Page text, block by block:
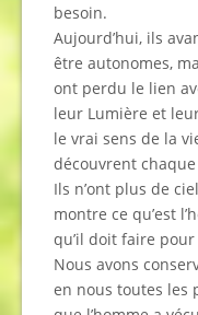
besoin.
Aujourd’hui, ils
être autonomes,
ont perdu le lien
leur Lumière et
le vrai sens de la
découvrent chaque
Ils n’ont plus de
montre ce qu’est
qu’il doit faire pour
Nous avons
en nous toutes les